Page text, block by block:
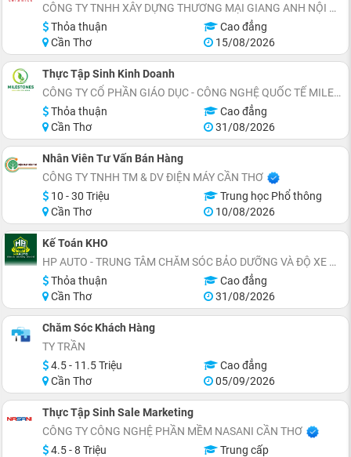
CÔNG TY TNHH XÂY DỰNG THƯƠNG MẠI GIANG ANH NỘI THẤT ĐẸP
Thỏa thuận
Cao đẳng
Cần Thơ
15/08/2026
Thực Tập Sinh Kinh Doanh
CÔNG TY CỔ PHẦN GIÁO DỤC - CÔNG NGHỆ QUỐC TẾ MILESTONES
Thỏa thuận
Cao đẳng
Cần Thơ
31/08/2026
Nhân Viên Tư Vấn Bán Hàng
CÔNG TY TNHH TM & DV ĐIỆN MÁY CẦN THƠ
10 - 30 Triệu
Trung học Phổ thông
Cần Thơ
10/08/2026
Kế Toán KHO
HP AUTO - TRUNG TÂM CHĂM SÓC BẢO DƯỠNG VÀ ĐỘ XE Ô TÔ
Thỏa thuận
Cao đẳng
Cần Thơ
31/08/2026
Chăm Sóc Khách Hàng
TY TRẦN
4.5 - 11.5 Triệu
Cao đẳng
Cần Thơ
05/09/2026
Thực Tập Sinh Sale Marketing
CÔNG TY CÔNG NGHỆ PHẦN MỀM NASANI CẦN THƠ
4.5 - 8 Triệu
Trung cấp